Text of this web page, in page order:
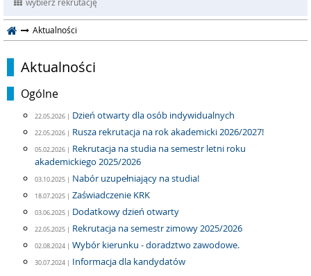
Aktualności
Aktualności
Ogólne
22.05.2026 | Dzień otwarty dla osób indywidualnych
22.05.2026 | Rusza rekrutacja na rok akademicki 2026/2027!
05.02.2026 | Rekrutacja na studia na semestr letni roku
akademickiego 2025/2026
03.10.2025 | Nabór uzupełniający na studia!
18.07.2025 | Zaświadczenie KRK
03.06.2025 | Dodatkowy dzień otwarty
22.05.2025 | Rekrutacja na semestr zimowy 2025/2026
02.08.2024 | Wybór kierunku - doradztwo zawodowe.
30.07.2024 | Informacja dla kandydatów